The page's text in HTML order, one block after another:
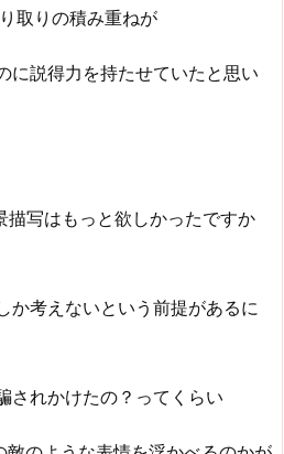
取りの積み重ねが
に説得力を持たせていたと思い
写はもっと欲しかったですか
か考えないという前提があるに
されかけたの？ってくらい